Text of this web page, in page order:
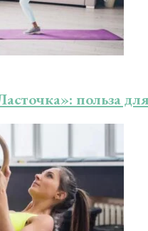
польза